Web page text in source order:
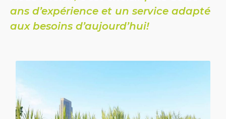
ans d’expérience et un service adapté
aux besoins d’aujourd’hui!